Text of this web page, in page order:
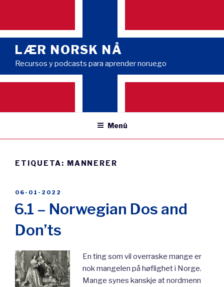
contenido
LÆR NORSK NÅ
Recursos y podcasts para aprender noruego
Menú
ETIQUETA: MANNERER
PUBLICADO
06-01-2022
6.1 – Norwegian Dos and
Don’ts
En ting som vil overraske mange er
nok mangelen på høflighet i Norge.
Mange synes kanskje at nordmenn